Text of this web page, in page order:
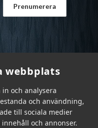
webbplats
och analysera
och användning,
till sociala medier
och annonser.